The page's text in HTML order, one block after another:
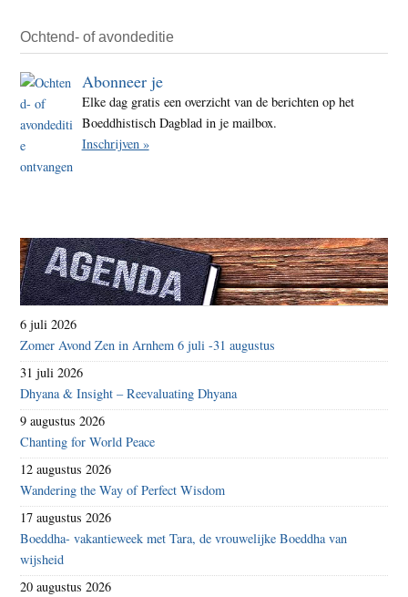
Ochtend- of avondeditie
Abonneer je
Elke dag gratis een overzicht van de berichten op het
Boeddhistisch Dagblad in je mailbox.
Inschrijven »
6 juli 2026
Zomer Avond Zen in Arnhem 6 juli -31 augustus
31 juli 2026
Dhyana & Insight – Reevaluating Dhyana
9 augustus 2026
Chanting for World Peace
12 augustus 2026
Wandering the Way of Perfect Wisdom
17 augustus 2026
Boeddha- vakantieweek met Tara, de vrouwelijke Boeddha van
wijsheid
20 augustus 2026